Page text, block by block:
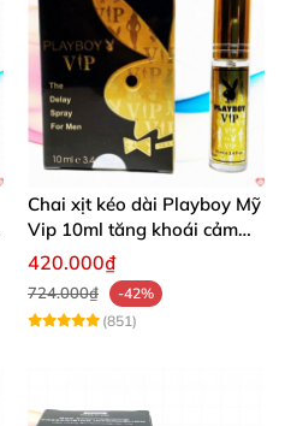
Chai xịt kéo dài Playboy Mỹ
Vip 10ml tăng khoái cảm
nam
420.000₫
724.000₫
-42%
(851)